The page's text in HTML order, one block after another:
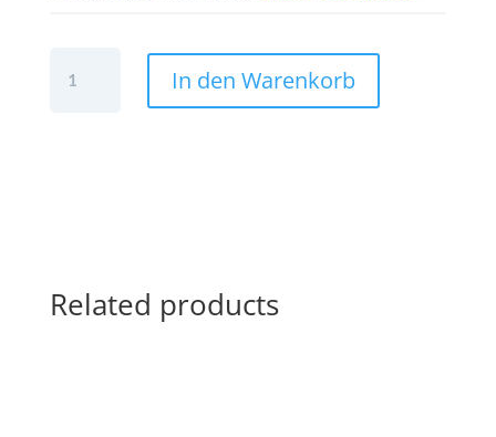
Organic
In den Warenkorb
Related products